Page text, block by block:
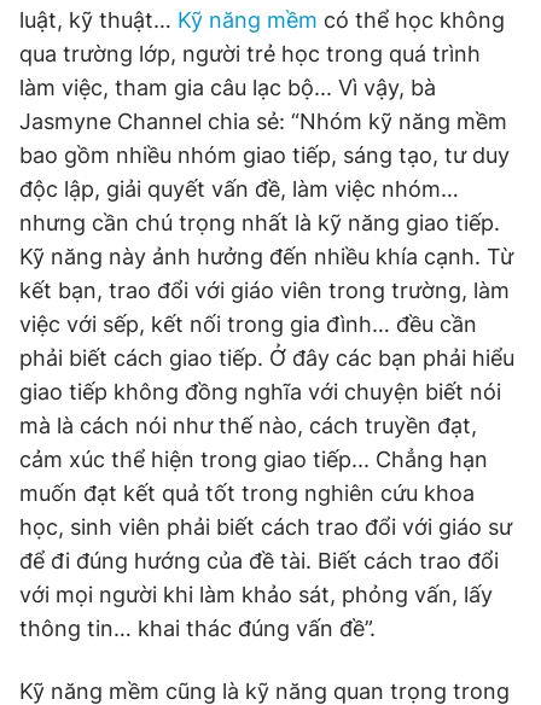
luật, kỹ thuật… Kỹ năng mềm có thể học không
qua trường lớp, người trẻ học trong quá trình
làm việc, tham gia câu lạc bộ... Vì vậy, bà
Jasmyne Channel chia sẻ: “Nhóm kỹ năng mềm
bao gồm nhiều nhóm giao tiếp, sáng tạo, tư duy
độc lập, giải quyết vấn đề, làm việc nhóm…
nhưng cần chú trọng nhất là kỹ năng giao tiếp.
Kỹ năng này ảnh hưởng đến nhiều khía cạnh. Từ
kết bạn, trao đổi với giáo viên trong trường, làm
việc với sếp, kết nối trong gia đình… đều cần
phải biết cách giao tiếp. Ở đây các bạn phải hiểu
giao tiếp không đồng nghĩa với chuyện biết nói
mà là cách nói như thế nào, cách truyền đạt,
cảm xúc thể hiện trong giao tiếp... Chẳng hạn
muốn đạt kết quả tốt trong nghiên cứu khoa
học, sinh viên phải biết cách trao đổi với giáo sư
để đi đúng hướng của đề tài. Biết cách trao đổi
với mọi người khi làm khảo sát, phỏng vấn, lấy
thông tin… khai thác đúng vấn đề”.
Kỹ năng mềm cũng là kỹ năng quan trọng trong